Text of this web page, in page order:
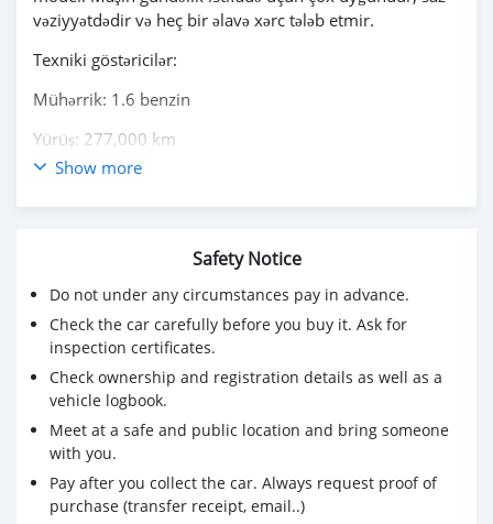
vəziyyətdədir və heç bir əlavə xərc tələb etmir.
Texniki göstəricilər:
Mühərrik: 1.6 benzin
Yürüş: 277,000 km
Sürətlər qutusu: avtomat
Çəkisi: Sürüşü rahat, səssiz işləyir
Maşının vəziyyəti:
Mühərrik və alt hissə saz
Asqı sistemi yaxşı vəziyyətdə
Heç bir xərc tələb etmir
Bütün mayelər vaxtında dəyişdirilib
Kondisioner işlək
Show more
Safety Notice
Do not under any circumstances pay in advance.
Check the car carefully before you buy it. Ask for
inspection certificates.
Check ownership and registration details as well as a
vehicle logbook.
Meet at a safe and public location and bring someone
with you.
Pay after you collect the car. Always request proof of
purchase (transfer receipt, email..)